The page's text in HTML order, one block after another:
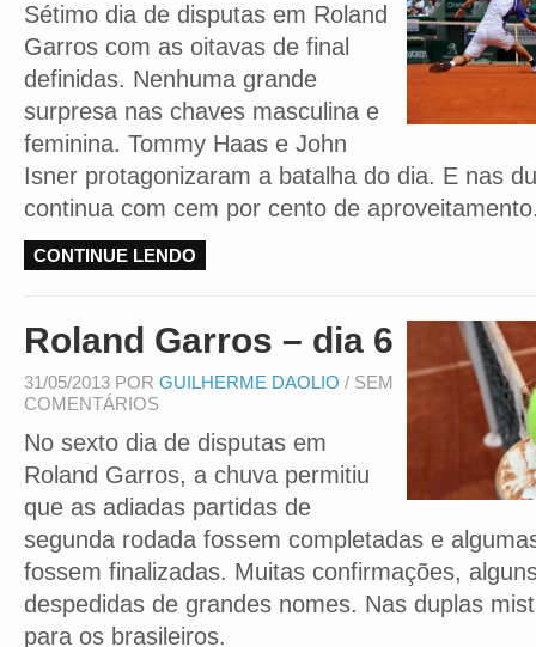
Sétimo dia de disputas em Roland
Garros com as oitavas de final
definidas. Nenhuma grande
surpresa nas chaves masculina e
feminina. Tommy Haas e John
Isner protagonizaram a batalha do dia. E nas
continua com cem por cento de
CONTINUE LENDO
Roland Garros – dia 6
31/05/2013 POR GUILHERME DAOLIO / SEM
COMENTÁRIOS
No sexto dia de disputas em
Roland Garros, a chuva permitiu
que as adiadas partidas de
segunda rodada fossem completadas e
fossem finalizadas. Muitas confirmações,
despedidas de grandes nomes. Nas duplas
para os brasileiros.